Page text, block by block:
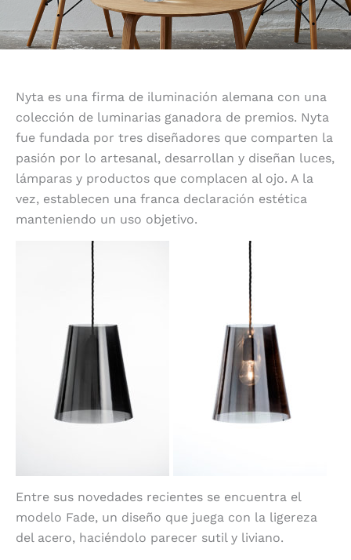
Nyta es una firma de iluminación alemana con una
colección de luminarias ganadora de premios. Nyta
fue fundada por tres diseñadores que comparten la
pasión por lo artesanal, desarrollan y diseñan luces,
lámparas y productos que complacen al ojo. A la
vez, establecen una franca declaración estética
manteniendo un uso objetivo.
Entre sus novedades recientes se encuentra el
modelo Fade, un diseño que juega con la ligereza
del acero, haciéndolo parecer sutil y liviano.